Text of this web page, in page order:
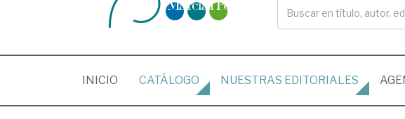
INICIO (CURRENT)
CATÁLOGO NUESTRAS EDITORIALES